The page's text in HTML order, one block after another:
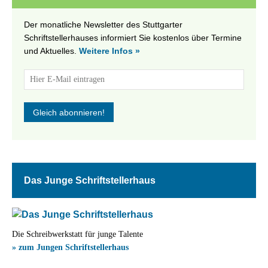
Der monatliche Newsletter des Stuttgarter
Schriftstellerhauses informiert Sie kostenlos über Termine
und Aktuelles. Weitere Infos »
Das Junge Schriftstellerhaus
Die Schreibwerkstatt für junge Talente
» zum Jungen Schriftstellerhaus